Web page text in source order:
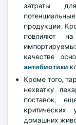
затраты
продукции.
повлияют
качестве
антибиотики
Кроме того,
нехватку
поставок,
домашних